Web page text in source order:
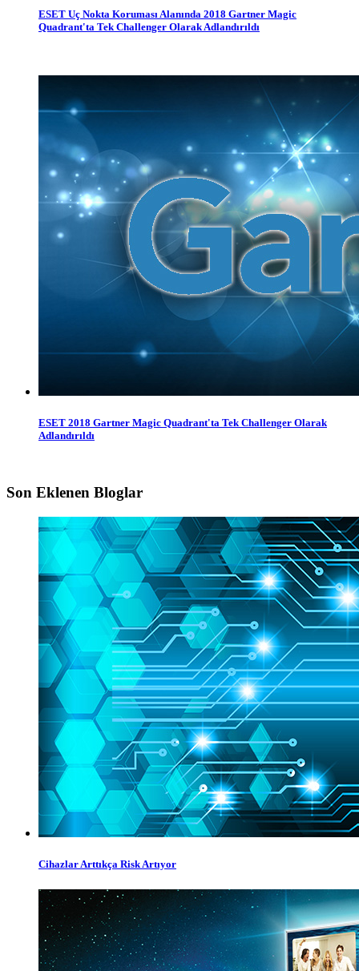
ESET Uç Nokta Koruması Alanında 2018 Gartner Magic
Quadrant'ta Tek Challenger Olarak Adlandırıldı
ESET 2018 Gartner Magic Quadrant'ta Tek Challenger Olarak
Adlandırıldı
Son Eklenen Bloglar
Cihazlar Arttıkça Risk Artıyor